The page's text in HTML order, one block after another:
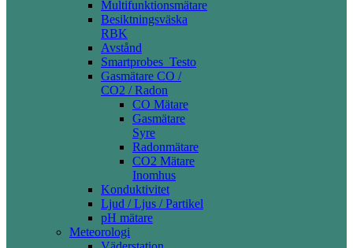
Multifunktionsmätare
Besiktningsväska
RBK
Avstånd
Smartprobes_Testo
Gasmätare CO /
CO2 / Radon
CO Mätare
Gasmätare
Syre
Radonmätare
CO2 Mätare
Inomhus
Konduktivitet
Ljud / Ljus / Partikel
pH mätare
Meteorologi